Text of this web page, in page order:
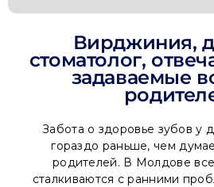
Вирджиния,
стоматолог,
задаваемые
Забота о здоровье зубов у
гораздо раньше, чем
родителей. В Молдове
сталкиваются с ранними